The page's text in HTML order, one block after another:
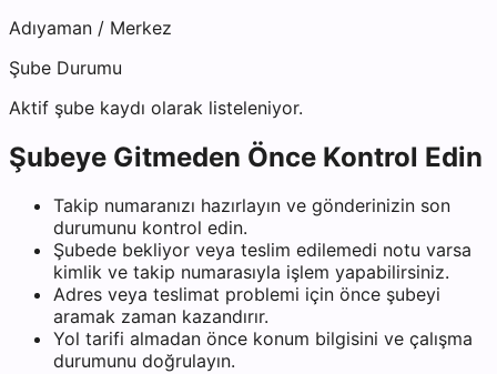
Adıyaman / Merkez
Şube Durumu
Aktif şube kaydı olarak listeleniyor.
Şubeye Gitmeden Önce Kontrol Edin
Takip numaranızı hazırlayın ve gönderinizin son
durumunu kontrol edin.
Şubede bekliyor veya teslim edilemedi notu varsa
kimlik ve takip numarasıyla işlem yapabilirsiniz.
Adres veya teslimat problemi için önce şubeyi
aramak zaman kazandırır.
Yol tarifi almadan önce konum bilgisini ve çalışma
durumunu doğrulayın.